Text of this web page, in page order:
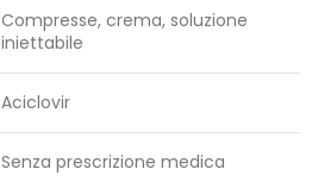
Compresse, crema, soluzione
iniettabile
Aciclovir
Senza prescrizione medica